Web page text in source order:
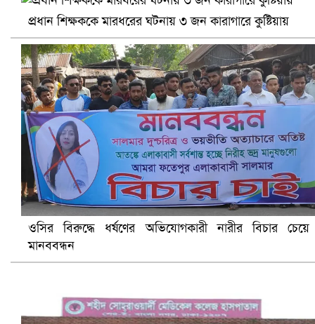
প্রোটিয়াদের হারিয়ে বিশ্বকাপের শিরোপা ঘরে তুলল ভারত
সৌদিতে ব্যাপক ধরপাকড়, এক সপ্তাহেই ২১ হাজারের বেশি
প্রধান শিক্ষককে মারধরের ঘটনায় ৩ জন কারাগারে কুষ্টিয়ায়
ওসির বিরুদ্ধে ধর্ষণের অভিযোগকারী নারীর বিচার চেয়ে
মানববন্ধন